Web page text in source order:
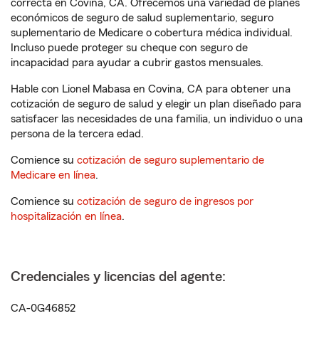
correcta en Covina, CA. Ofrecemos una variedad de planes
económicos de seguro de salud suplementario, seguro
suplementario de Medicare o cobertura médica individual.
Incluso puede proteger su cheque con seguro de
incapacidad para ayudar a cubrir gastos mensuales.
Hable con Lionel Mabasa en Covina, CA para obtener una
cotización de seguro de salud y elegir un plan diseñado para
satisfacer las necesidades de una familia, un individuo o una
persona de la tercera edad.
Comience su cotización de seguro suplementario de
Medicare en línea.
Comience su cotización de seguro de ingresos por
hospitalización en línea.
Credenciales y licencias del agente:
CA-0G46852